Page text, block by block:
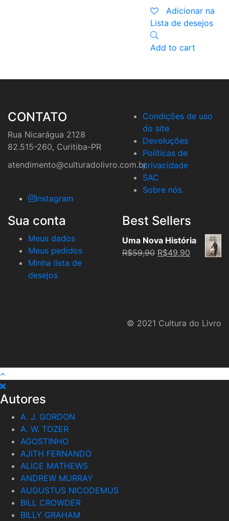
R$104,93.
Adicionar na
Lista de desejos
Add to cart
CONTATO
Rua Nicarágua 2128
82.515-260, Curitiba-PR
atendimento@culturadolivro.com.br
Instagram
Condições de uso
do site
Devoluções
Políticas de
privacidade
SAC
Sobre nós
Sua conta
Meus dados
Meus pedidos
Minha lista de
desejos
Best Sellers
Uma Nova História
R$59,90 Original
R$49,90 Current
© 2021 Cultura do Livro
Autores
A. J. GORDON
A. W. TOZER
AGOSTINHO
AJITH FERNANDO
ALICE MATHEWS
ANDREW MURRAY
AUGUSTUS NICODEMUS
BILL CROWDER
BILLY GRAHAM